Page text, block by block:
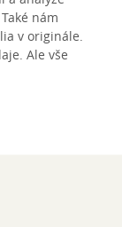
nám
v originále.
Ale vše